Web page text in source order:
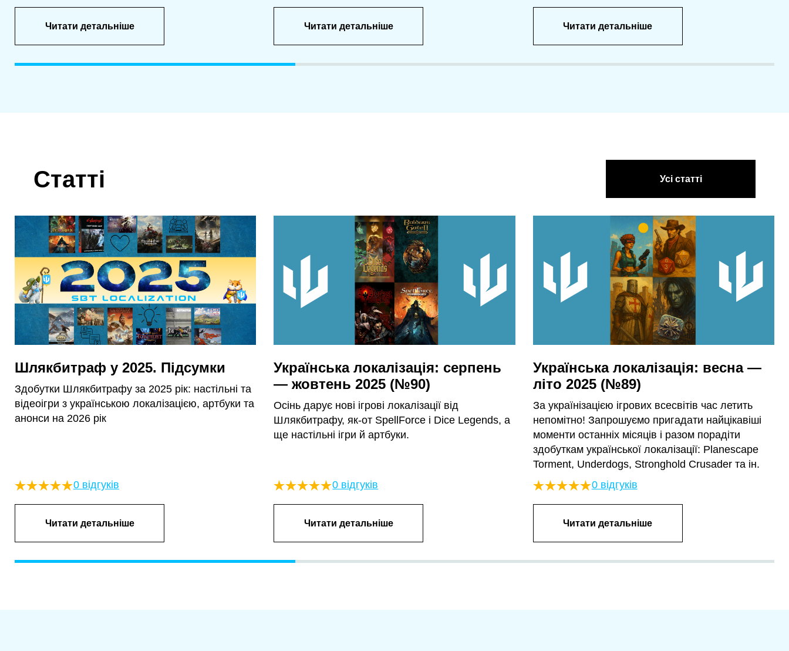
Читати детальніше Читати детальніше Читати детальніше
Статті Усі статті
Шлякбитраф у 2025. Підсумки
Здобутки Шлякбитрафу за 2025 рік: настільні та
відеоігри з українською локалізацією, артбуки та
анонси на 2026 рік
0 відгуків
Читати детальніше
Українська локалізація: серпень
— жовтень 2025 (№90)
Осінь дарує нові ігрові локалізації від
Шлякбитрафу, як-от SpellForce і Dice Legends, а
ще настільні ігри й артбуки.
0 відгуків
Читати детальніше
Українська локалізація: весна —
літо 2025 (№89)
За українізацією ігрових всесвітів час летить
непомітно! Запрошуємо пригадати найцікавіші
моменти останніх місяців і разом порадіти
здобуткам української локалізації: Planescape
Torment, Underdogs, Stronghold Crusader та ін.
0 відгуків
Читати детальніше